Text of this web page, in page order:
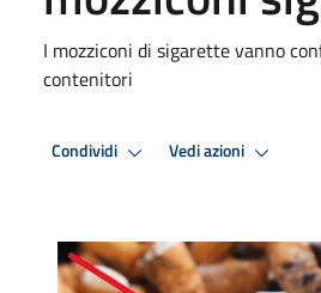
I mozziconi di sigarette vanno
contenitori
Condividi Vedi azioni